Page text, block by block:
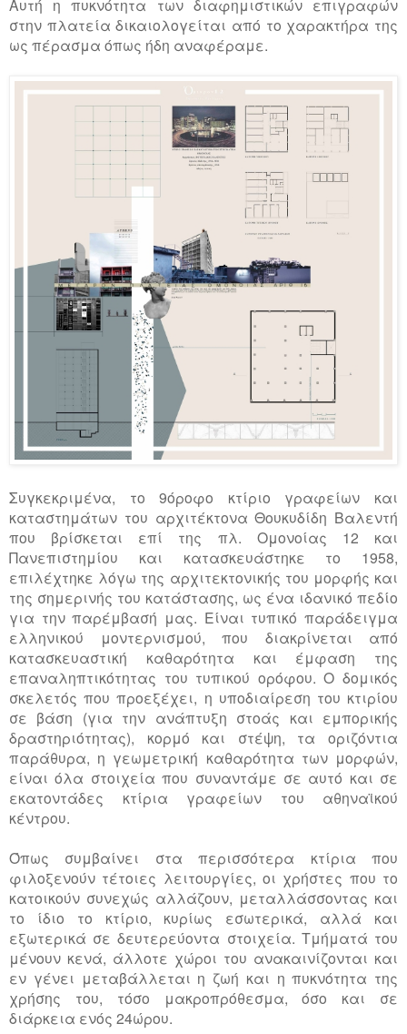
Αυτή η πυκνότητα των διαφημιστικών επιγραφών
στην πλατεία δικαιολογείται από το χαρακτήρα της
ως πέρασμα όπως ήδη αναφέραμε.
Συγκεκριμένα, το 9όροφο κτίριο γραφείων και
καταστημάτων του αρχιτέκτονα Θουκυδίδη Βαλεντή
που βρίσκεται επί της πλ. Ομονοίας 12 και
Πανεπιστημίου και κατασκευάστηκε το 1958,
επιλέχτηκε λόγω της αρχιτεκτονικής του μορφής και
της σημερινής του κατάστασης, ως ένα ιδανικό πεδίο
για την παρέμβασή μας. Είναι τυπικό παράδειγμα
ελληνικού μοντερνισμού, που διακρίνεται από
κατασκευαστική καθαρότητα και έμφαση της
επαναληπτικότητας του τυπικού ορόφου. Ο δομικός
σκελετός που προεξέχει, η υποδιαίρεση του κτιρίου
σε βάση (για την ανάπτυξη στοάς και εμπορικής
δραστηριότητας), κορμό και στέψη, τα οριζόντια
παράθυρα, η γεωμετρική καθαρότητα των μορφών,
είναι όλα στοιχεία που συναντάμε σε αυτό και σε
εκατοντάδες κτίρια γραφείων του αθηναϊκού
κέντρου.
Όπως συμβαίνει στα περισσότερα κτίρια που
φιλοξενούν τέτοιες λειτουργίες, οι χρήστες που το
κατοικούν συνεχώς αλλάζουν, μεταλλάσσοντας και
το ίδιο το κτίριο, κυρίως εσωτερικά, αλλά και
εξωτερικά σε δευτερεύοντα στοιχεία. Τμήματά του
μένουν κενά, άλλοτε χώροι του ανακαινίζονται και
εν γένει μεταβάλλεται η ζωή και η πυκνότητα της
χρήσης του, τόσο μακροπρόθεσμα, όσο και σε
διάρκεια ενός 24ώρου.